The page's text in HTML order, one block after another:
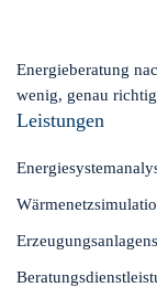
Energieberatung
wenig, genau
Leistungen